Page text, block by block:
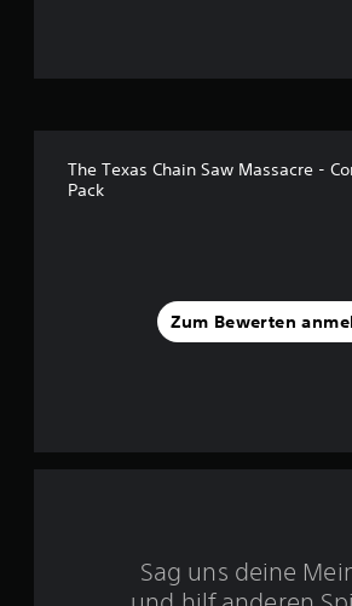
The Texas Chain Saw Massacre -
Pack
Zum Bewerten
Sag uns deine